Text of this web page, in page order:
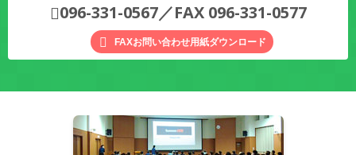
096-331-0567／FAX 096-331-0577
FAXお問い合わせ用紙ダウンロード